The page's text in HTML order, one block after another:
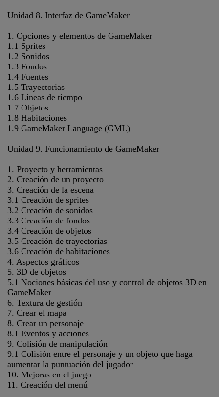
Unidad 8. Interfaz de GameMaker
1. Opciones y elementos de GameMaker
1.1 Sprites
1.2 Sonidos
1.3 Fondos
1.4 Fuentes
1.5 Trayectorias
1.6 Líneas de tiempo
1.7 Objetos
1.8 Habitaciones
1.9 GameMaker Language (GML)
Unidad 9. Funcionamiento de GameMaker
1. Proyecto y herramientas
2. Creación de un proyecto
3. Creación de la escena
3.1 Creación de sprites
3.2 Creación de sonidos
3.3 Creación de fondos
3.4 Creación de objetos
3.5 Creación de trayectorias
3.6 Creación de habitaciones
4. Aspectos gráficos
5. 3D de objetos
5.1 Nociones básicas del uso y control de objetos 3D en
GameMaker
6. Textura de gestión
7. Crear el mapa
8. Crear un personaje
8.1 Eventos y acciones
9. Colisión de manipulación
9.1 Colisión entre el personaje y un objeto que haga
aumentar la puntuación del jugador
10. Mejoras en el juego
11. Creación del menú